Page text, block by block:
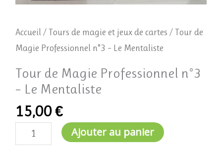
Accueil /Tours de magie et jeux de cartes / Tour de
Magie Professionnel n°3 – Le Mentaliste
Tour de Magie Professionnel n°3
– Le Mentaliste
15,00€
Ajouter au panier